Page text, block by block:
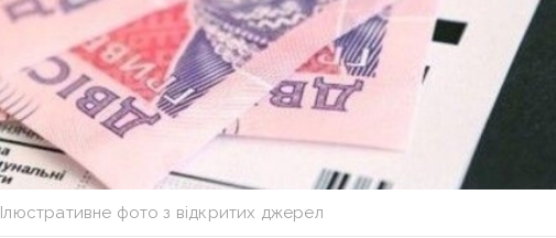
Ілюстративне фото з відкритих джерел